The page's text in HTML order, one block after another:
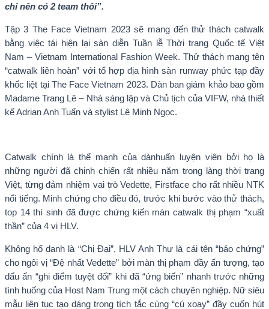
chỉ nên có 2 team thôi”.
Tập 3 The Face Vietnam 2023 sẽ mang đến thử thách catwalk
bằng việc tái hiện lại sàn diễn Tuần lễ Thời trang Quốc tế Việt
Nam – Vietnam International Fashion Week. Thử thách mang tên
“catwalk liên hoàn” với tổ hợp địa hình sàn runway phức tạp đầy
khốc liệt tại The Face Vietnam 2023. Dàn ban giám khảo bao gồm
Madame Trang Lê – Nhà sáng lập và Chủ tịch của VIFW, nhà thiết
kế Adrian Anh Tuấn và stylist Lê Minh Ngọc.
Catwalk chính là thế mạnh của dànhuấn luyện viên bởi họ là
những người đã chinh chiến rất nhiều năm trong làng thời trang
Việt, từng đảm nhiệm vai trò Vedette, Firstface cho rất nhiều NTK
nổi tiếng. Minh chứng cho điều đó, trước khi bước vào thử thách,
top 14 thí sinh đã được chứng kiến màn catwalk thị phạm “xuất
thần” của 4 vị HLV.
Không hổ danh là “Chị Đại”, HLV Anh Thư là cái tên “bảo chứng”
cho ngôi vị “Đệ nhất Vedette” bởi màn thị phạm đầy ấn tượng, tạo
dấu ấn “ghi điểm tuyệt đối” khi đã “ứng biến” nhanh trước những
tình huống của Host Nam Trung một cách chuyên nghiệp. Nữ siêu
mẫu liên tục tạo dáng trong tích tắc cùng “cú xoay” đầy cuốn hút